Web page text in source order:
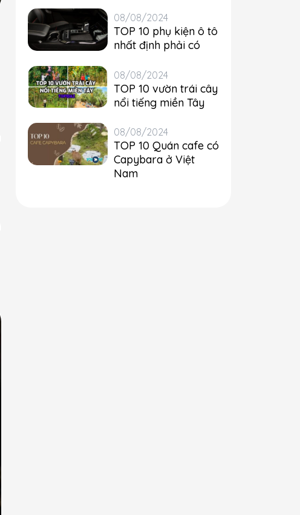
08/08/2024
TOP 10 phụ kiện ô tô
nhất định phải có
08/08/2024
TOP 10 vườn trái cây
nổi tiếng miền Tây
08/08/2024
TOP 10 Quán cafe có
Capybara ở Việt
Nam